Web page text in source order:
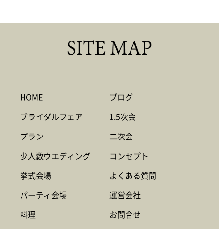
HOME
ブライダルフェア
プラン
少人数ウエディング
挙式会場
パーティ会場
料理
ブログ
1.5次会
二次会
コンセプト
よくある質問
運営会社
お問合せ